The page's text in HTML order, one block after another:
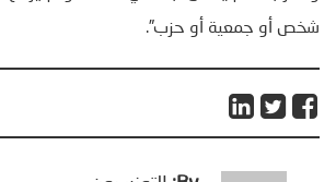
شخص أو جمعية أو حزب”.